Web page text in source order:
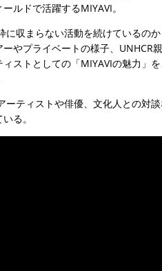
ルドで活躍するMIYAVI。
に収まらない活動を続けているのか
やプライベートの様子、UNHCR
ストとしての「MIYAVIの魅力」
ーティストや俳優、文化人との
る。